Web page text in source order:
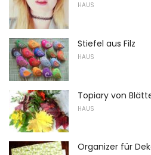
HAUS
Stiefel aus Filz
HAUS
Topiary von
HAUS
Organizer für